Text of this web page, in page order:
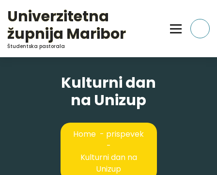
Content
Univerzitetna
župnija Maribor
Študentska pastorala
Kulturni dan
na Unizup
Home - prispevek
-
Kulturni dan na
Unizup